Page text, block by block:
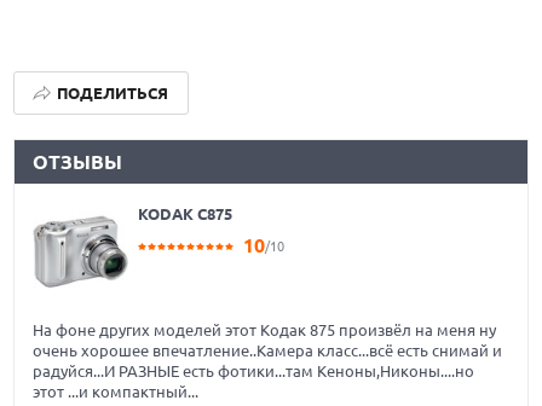
ПОДЕЛИТЬСЯ
ОТЗЫВЫ
KODAK C875
10/10
На фоне других моделей этот Кодак 875 произвёл на меня ну
очень хорошее впечатление..Камера класс...всё есть снимай и
радуйся...И РАЗНЫЕ есть фотики...там Кеноны,Никоны....но
этот ...и компактный...